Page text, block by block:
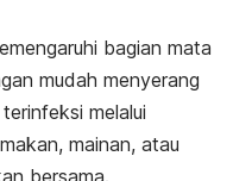
bagian mata
mudah menyerang
melalui
mainan, atau
bersama.